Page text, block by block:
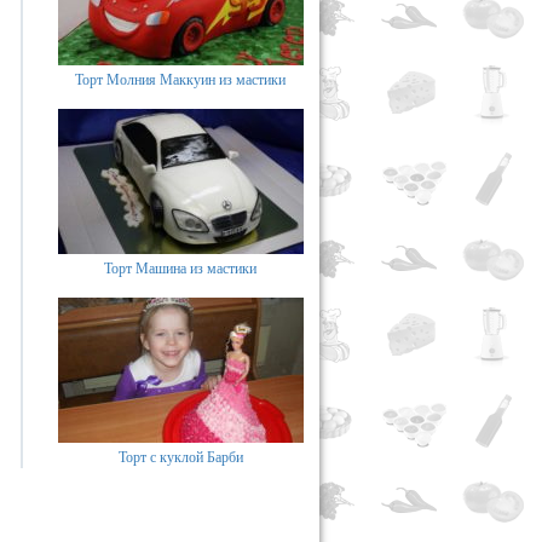
Торт Молния Маккуин из мастики
Торт Машина из мастики
Торт с куклой Барби